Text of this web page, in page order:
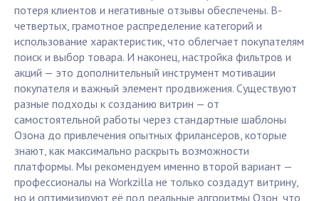
потеря клиентов и негативные отзывы обеспечены. В-
четвертых, грамотное распределение категорий и
использование характеристик, что облегчает покупателям
поиск и выбор товара. И наконец, настройка фильтров и
акций — это дополнительный инструмент мотивации
покупателя и важный элемент продвижения. Существуют
разные подходы к созданию витрин — от
самостоятельной работы через стандартные шаблоны
Озона до привлечения опытных фрилансеров, которые
знают, как максимально раскрыть возможности
платформы. Мы рекомендуем именно второй вариант —
профессионалы на Workzilla не только создадут витрину,
но и оптимизируют её под реальные алгоритмы Озон, что